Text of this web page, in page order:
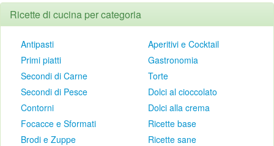
Ricette di cucina per categoria
Antipasti
Primi piatti
Secondi di Carne
Secondi di Pesce
Contorni
Focacce e Sformati
Brodi e Zuppe
Aperitivi e Cocktail
Gastronomia
Torte
Dolci al cioccolato
Dolci alla crema
Ricette base
Ricette sane